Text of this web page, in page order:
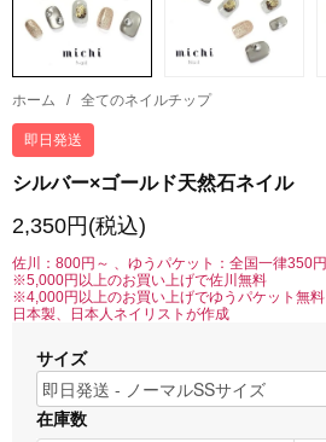
ホーム / 全てのネイルチップ
即日発送
シルバー×ゴールド天然石ネイル
2,350円(税込)
佐川：800円～ 、ゆうパケット：全国一律350円
※5,000円以上のお買い上げで佐川無料
※4,000円以上のお買い上げでゆうパケット無料
日本製、日本人ネイリストが作成
サイズ
在庫数